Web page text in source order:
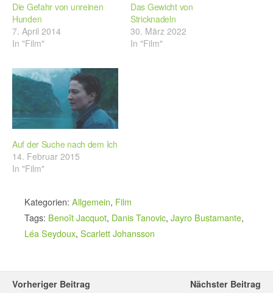
Die Gefahr von unreinen
Hunden
7. April 2014
In "Film"
Das Gewicht von
Stricknadeln
30. März 2022
In "Film"
Auf der Suche nach dem Ich
14. Februar 2015
In "Film"
Kategorien: Allgemein, Film
Tags: Benoît Jacquot, Danis Tanovic, Jayro Bustamante,
Léa Seydoux, Scarlett Johansson
Vorheriger Beitrag Nächster Beitrag